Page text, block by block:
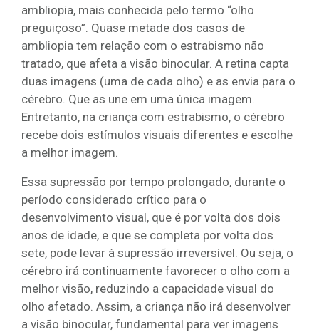
ambliopia, mais conhecida pelo termo “olho
preguiçoso”. Quase metade dos casos de
ambliopia tem relação com o estrabismo não
tratado, que afeta a visão binocular. A retina capta
duas imagens (uma de cada olho) e as envia para o
cérebro. Que as une em uma única imagem.
Entretanto, na criança com estrabismo, o cérebro
recebe dois estímulos visuais diferentes e escolhe
a melhor imagem.
Essa supressão por tempo prolongado, durante o
período considerado crítico para o
desenvolvimento visual, que é por volta dos dois
anos de idade, e que se completa por volta dos
sete, pode levar à supressão irreversível. Ou seja, o
cérebro irá continuamente favorecer o olho com a
melhor visão, reduzindo a capacidade visual do
olho afetado. Assim, a criança não irá desenvolver
a visão binocular, fundamental para ver imagens